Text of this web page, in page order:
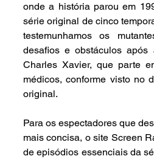
onde a história parou em
série original de cinco
testemunhamos os
desafios e obstáculos
Charles Xavier, que parte
médicos, conforme visto no
original.
Para os espectadores que
mais concisa, o site Screen
de episódios essenciais da